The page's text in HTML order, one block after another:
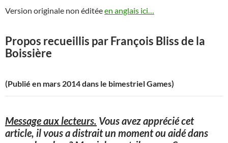
Version originale non éditéeen anglais ici…
Propos recueillis par François Bliss de la
Boissière
(Publié en mars 2014 dans le bimestriel Games)
Message aux lecteurs. Vous avez apprécié cet
article, il vous a distrait un moment ou aidé dans